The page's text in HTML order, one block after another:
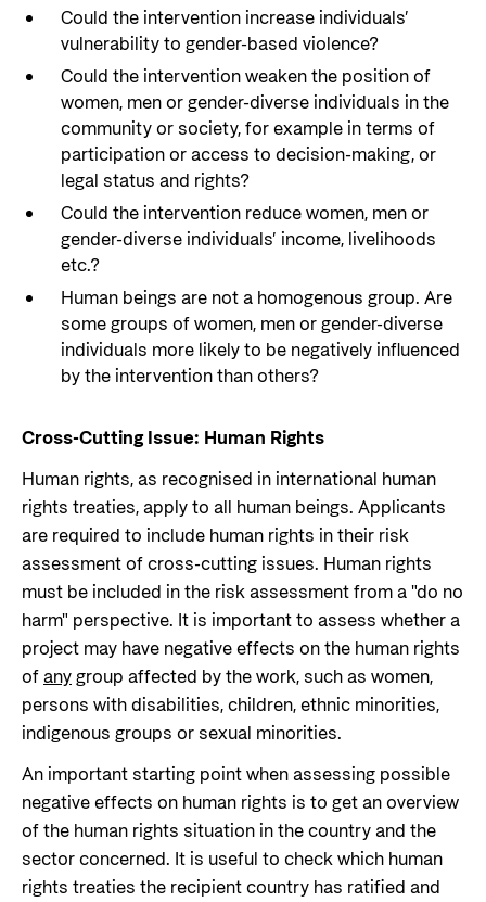
Could the intervention increase individuals’
vulnerability to gender-based violence?
Could the intervention weaken the position of
women, men or gender-diverse individuals in the
community or society, for example in terms of
participation or access to decision-making, or
legal status and rights?
Could the intervention reduce women, men or
gender-diverse individuals’ income, livelihoods
etc.?
Human beings are not a homogenous group. Are
some groups of women, men or gender-diverse
individuals more likely to be negatively influenced
by the intervention than others?
Cross-Cutting Issue: Human Rights
Human rights, as recognised in international human
rights treaties, apply to all human beings. Applicants
are required to include human rights in their risk
assessment of cross-cutting issues. Human rights
must be included in the risk assessment from a "do no
harm" perspective. It is important to assess whether a
project may have negative effects on the human rights
ofanygroup affected by the work, such as women,
persons with disabilities, children, ethnic minorities,
indigenous groups or sexual minorities.
An important starting point when assessing possible
negative effects on human rights is to get an overview
of the human rights situation in the country and the
sector concerned. It is useful to check which human
rights treaties the recipient country has ratified and